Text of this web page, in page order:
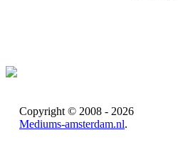
Copyright © 2008 - 2026
Mediums-amsterdam.nl.